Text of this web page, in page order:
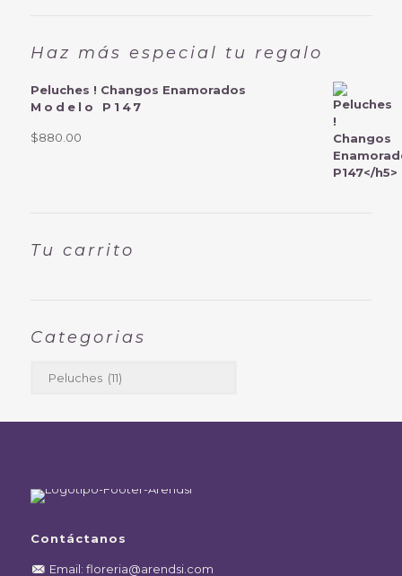
Haz más especial tu regalo
Peluches ! Changos Enamorados
Modelo P147
$880.00
Tu carrito
Categorias
Contáctanos
Email: floreria@arendsi.com